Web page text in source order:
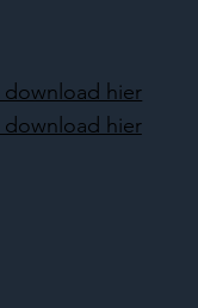
download hier
download hier